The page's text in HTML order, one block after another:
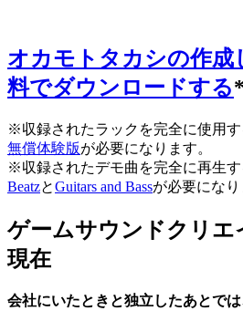
オカモトタカシの作成
料でダウンロードする*
※収録されたラックを完全に使用す
無償体験版が必要になります。
※収録されたデモ曲を完全に再生す
BeatzとGuitars and Bassが必要になり
ゲームサウンドクリエ
現在
会社にいたときと独立したあとで